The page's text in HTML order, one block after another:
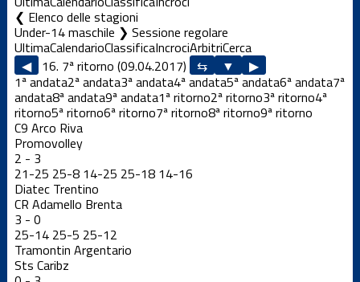
Elenco delle stagioni
Under-14 maschile ❯ Sessione regolare
UltimaCalendarioClassificaIncrociArbitriCerca
◀ 16. 7ª ritorno (09.04.2017)
▶
1ª andata2ª andata3ª andata4ª andata5ª andata6ª andata7ª
andata8ª andata9ª andata1ª ritorno2ª ritorno3ª ritorno4ª
ritorno5ª ritorno6ª ritorno7ª ritorno8ª ritorno9ª ritorno
C9 Arco Riva
Promovolley
2 - 3
21-25 25-8 14-25 25-18 14-16
Diatec Trentino
CR Adamello Brenta
3 - 0
25-14 25-5 25-12
Tramontin Argentario
Sts Caribz